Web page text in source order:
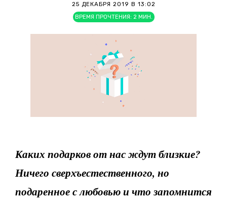
25 ДЕКАБРЯ 2019 В 13:02
ВРЕМЯ ПРОЧТЕНИЯ: 2 МИН.
Каких подарков от нас ждут близкие?
Ничего сверхъестественного, но
подаренное с любовью и что запомнится